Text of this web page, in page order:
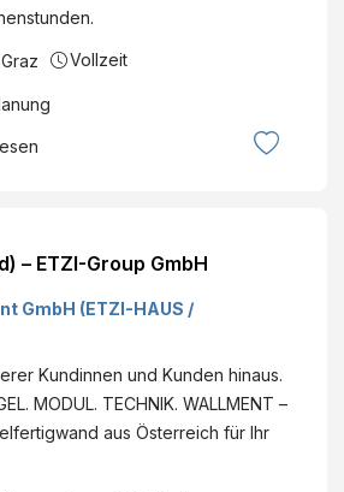
Graz Vollzeit
– ETZI-Group GmbH
GmbH (ETZI-HAUS /
Kundinnen und Kunden hinaus.
MODUL. TECHNIK. WALLMENT –
aus Österreich für Ihr